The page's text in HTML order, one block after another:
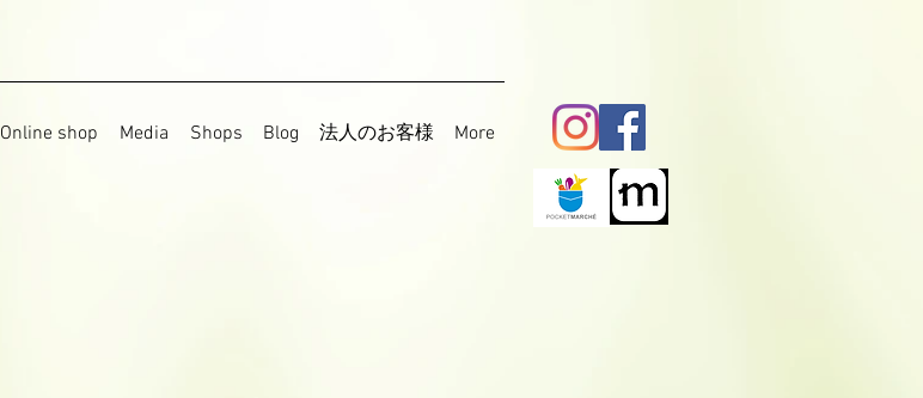
Online shop Media Shops Blog 法人のお客様 More